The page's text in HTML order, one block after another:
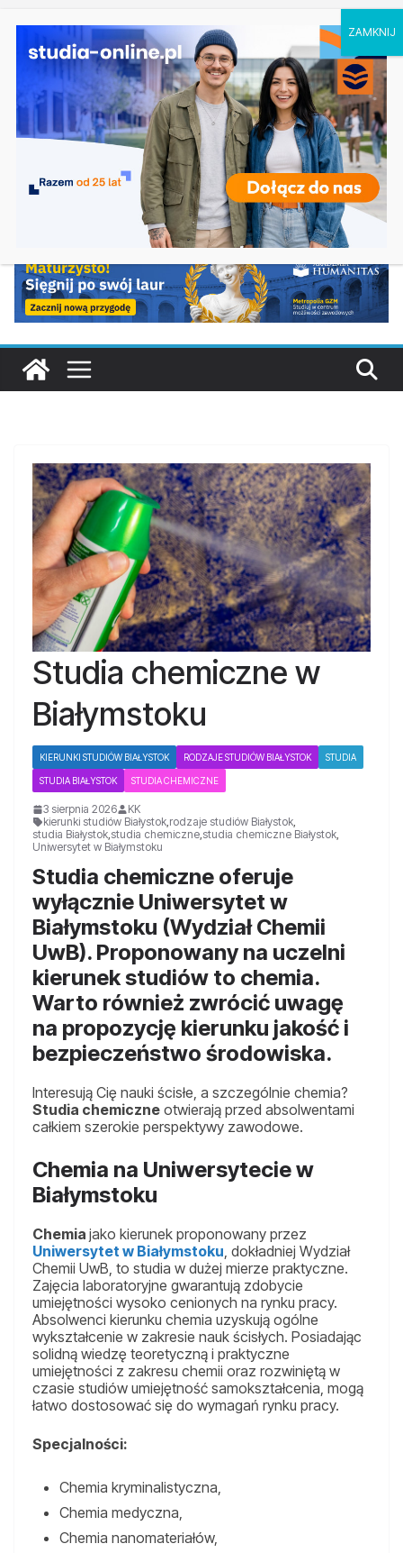
Ostatnie
wpisy:
Inżynieria w medycynie w Rzeszowie
Studia medyczne w Zielonej Górze
Design i zarządzanie projektami w Częstochowie
Druga tura rekrutacji na studia 2026/2027 na
UPJP2 w Krakowie
Matematyka w Bydgoszczy
Studia chemiczne w
Białymstoku
KIERUNKI STUDIÓW BIAŁYSTOK RODZAJE STUDIÓW BIAŁYSTOK STUDIA
STUDIA BIAŁYSTOK STUDIA CHEMICZNE
3 sierpnia 2026
KK
kierunki studiów Białystok,rodzaje studiów Białystok,
studia Białystok,studia chemiczne,studia chemiczne Białystok,
Uniwersytet w Białymstoku
Studia chemiczne oferuje
wyłącznie Uniwersytet w
Białymstoku (Wydział Chemii
UwB). Proponowany na uczelni
kierunek studiów to chemia.
Warto również zwrócić uwagę
na propozycję kierunku jakość i
bezpieczeństwo środowiska.
Interesują Cię nauki ścisłe, a szczególnie chemia?
Studia chemiczne otwierają przed absolwentami
całkiem szerokie perspektywy zawodowe.
Chemia na Uniwersytecie w
Białymstoku
Chemia jako kierunek proponowany przez
Uniwersytet w Białymstoku, dokładniej Wydział
Chemii UwB, to studia w dużej mierze praktyczne.
Zajęcia laboratoryjne gwarantują zdobycie
umiejętności wysoko cenionych na rynku pracy.
Absolwenci kierunku chemia uzyskują ogólne
wykształcenie w zakresie nauk ścisłych. Posiadając
solidną wiedzę teoretyczną i praktyczne
umiejętności z zakresu chemii oraz rozwiniętą w
czasie studiów umiejętność samokształcenia, mogą
łatwo dostosować się do wymagań rynku pracy.
Specjalności:
Chemia kryminalistyczna,
Chemia medyczna,
Chemia nanomateriałów,